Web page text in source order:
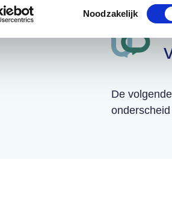
Toestemmingsselectie
Noodzakelijk
De